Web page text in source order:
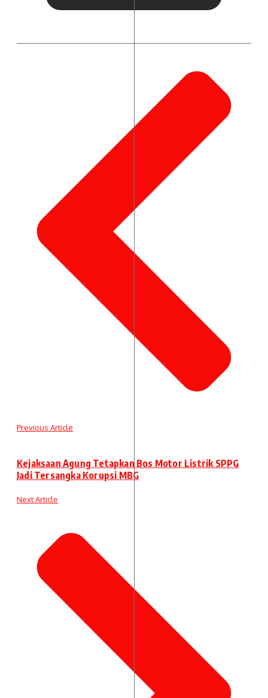
Previous Article
Kejaksaan Agung Tetapkan Bos Motor Listrik SPPG
Jadi Tersangka Korupsi MBG
Next Article